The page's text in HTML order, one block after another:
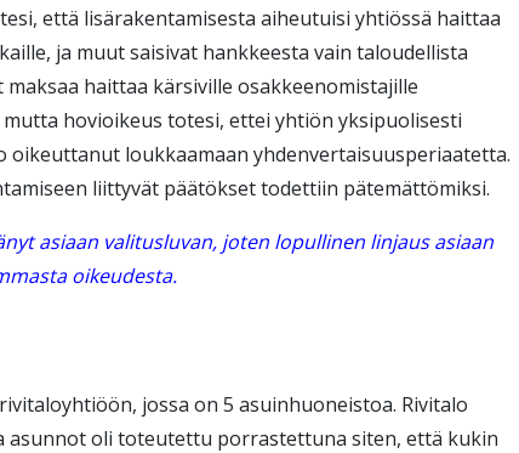
että lisärakentamisesta aiheutuisi yhtiössä haittaa
ja muut saisivat hankkeesta vain taloudellista
haittaa kärsiville osakkeenomistajille
hovioikeus totesi, ettei yhtiön yksipuolisesti
oikeuttanut loukkaamaan yhdenvertaisuusperiaatetta.
liittyvät päätökset todettiin pätemättömiksi.
asiaan valitusluvan, joten lopullinen linjaus asiaan
oikeudesta.
jossa on 5 asuinhuoneistoa. Rivitalo
asunnot oli toteutettu porrastettuna siten, että kukin